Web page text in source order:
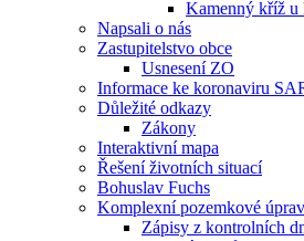
Kamenný kříž u
Napsali o nás
Zastupitelstvo obce
Usnesení ZO
Informace ke koronaviru
Důležité odkazy
Zákony
Interaktivní mapa
Řešení životních situací
Bohuslav Fuchs
Komplexní pozemkové
Zápisy z kontrolních